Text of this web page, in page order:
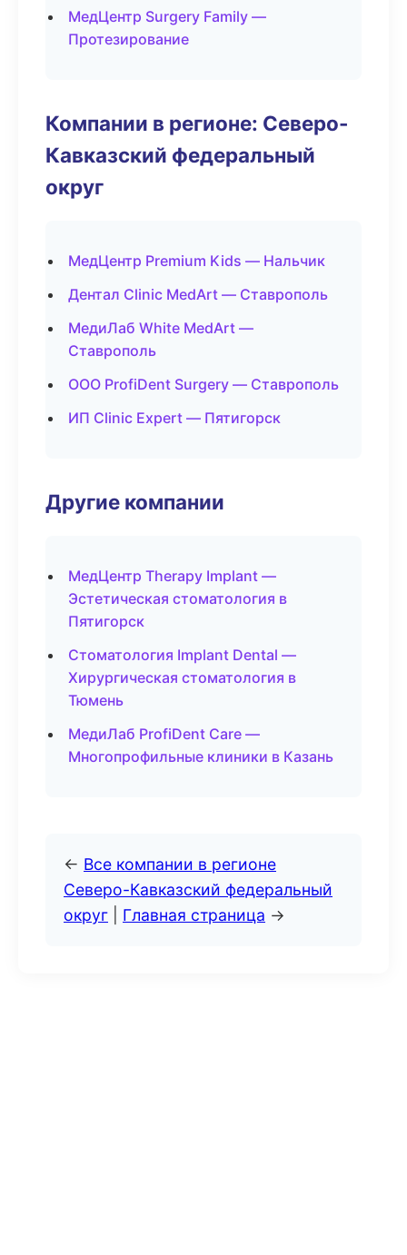
МедЦентр Surgery Family —
Протезирование
Компании в регионе: Северо-
Кавказский федеральный
округ
МедЦентр Premium Kids — Нальчик
Дентал Clinic MedArt — Ставрополь
МедиЛаб White MedArt —
Ставрополь
ООО ProfiDent Surgery — Ставрополь
ИП Clinic Expert — Пятигорск
Другие компании
МедЦентр Therapy Implant —
Эстетическая стоматология в
Пятигорск
Стоматология Implant Dental —
Хирургическая стоматология в
Тюмень
МедиЛаб ProfiDent Care —
Многопрофильные клиники в Казань
← Все компании в регионе
Северо-Кавказский федеральный
округ
Главная страница →